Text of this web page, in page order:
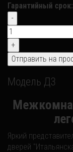
Гарантийный срок:
Модель Д3
Яркий
дверей